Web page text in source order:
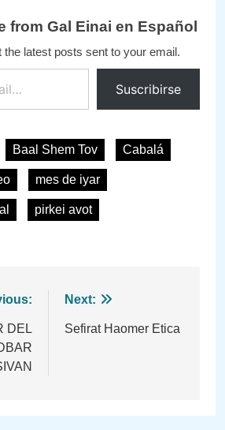
from Gal Einai en Español
the latest posts sent to your email.
Suscribirse
Baal Shem Tov Cabalá
mes de iyar
pirkei avot
DEL
Next:
Sefirat Haomer Etica